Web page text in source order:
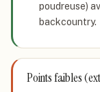
poudreuse)
backcountry.
Points faibles